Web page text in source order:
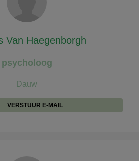
Van Haegenborgh
psycholoog
Dauw
VERSTUUR E-MAIL